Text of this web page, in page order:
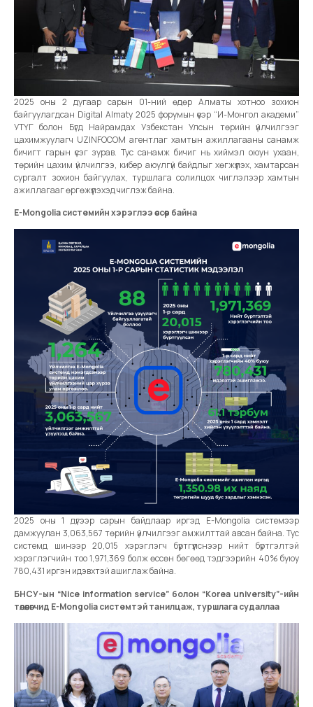
2025 оны 2 дугаар сарын 01-ний өдөр Алматы хотноо зохион
байгуулагдсан Digital Almaty 2025 форумын үеэр “И-Монгол академи”
УТҮГ болон Бүгд Найрамдах Узбекстан Улсын төрийн үйлчилгээг
цахимжуулагч UZINFOCOM агентлаг хамтын ажиллагааны санамж
бичигт гарын үсэг зурав. Тус санамж бичиг нь хиймэл оюун ухаан,
төрийн цахим үйлчилгээ, кибер аюулгүй байдлыг хөгжүүлэх, хамтарсан
сургалт зохион байгуулах, туршлага солилцох чиглэлээр хамтын
ажиллагааг өргөжүүлэхэд чиглэж байна.
E-Mongolia системийн хэрэглээ өссөөр байна
2025 оны 1 дүгээр сарын байдлаар иргэд E-Mongolia системээр
дамжуулан 3,063,567 төрийн үйлчилгээг амжилттай авсан байна. Тус
системд шинээр 20,015 хэрэглэгч бүртгүүлснээр нийт бүртгэлтэй
хэрэглэгчийн тоо 1,971,369 болж өссөн бөгөөд тэдгээрийн 40% буюу
780,431 иргэн идэвхтэй ашиглаж байна.
БНСУ-ын “Nice information service” болон “Korea university”-ийн
төлөөлөгчид E-Mongolia системтэй танилцаж, туршлага судаллаа